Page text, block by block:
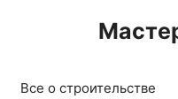
Все о строительстве